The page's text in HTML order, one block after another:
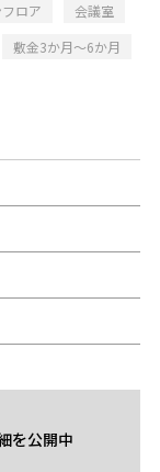
ロア
会議室
敷金3か月～6か月
を公開中